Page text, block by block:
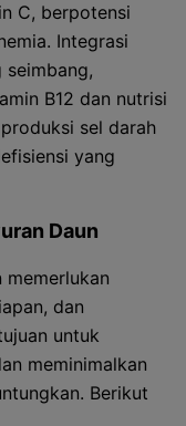
C, berpotensi
Integrasi
seimbang,
B12 dan nutrisi
sel darah
yang
Daun
memerlukan
dan
untuk
meminimalkan
Berikut